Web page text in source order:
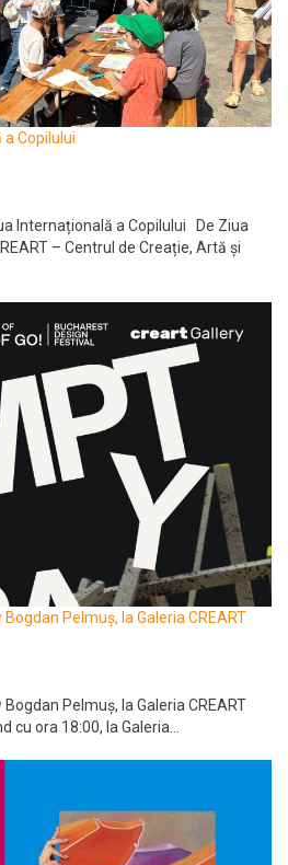
Copilului
Internațională a Copilului De Ziua
– Centrul de Creație, Artă și
Pelmuș, la Galeria CREART
Pelmuș, la Galeria CREART
cu ora 18:00, la Galeria...